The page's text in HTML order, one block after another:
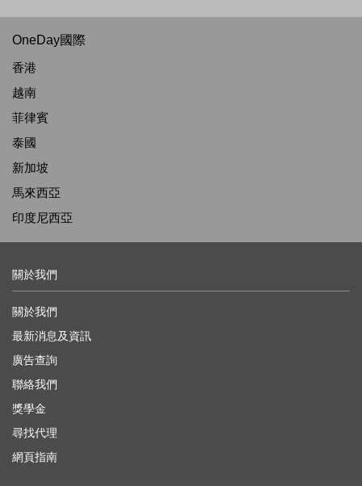
OneDay國際
香港
越南
菲律賓
泰國
新加坡
馬來西亞
印度尼西亞
關於我們
關於我們
最新消息及資訊
廣告查詢
聯絡我們
獎學金
尋找代理
網頁指南